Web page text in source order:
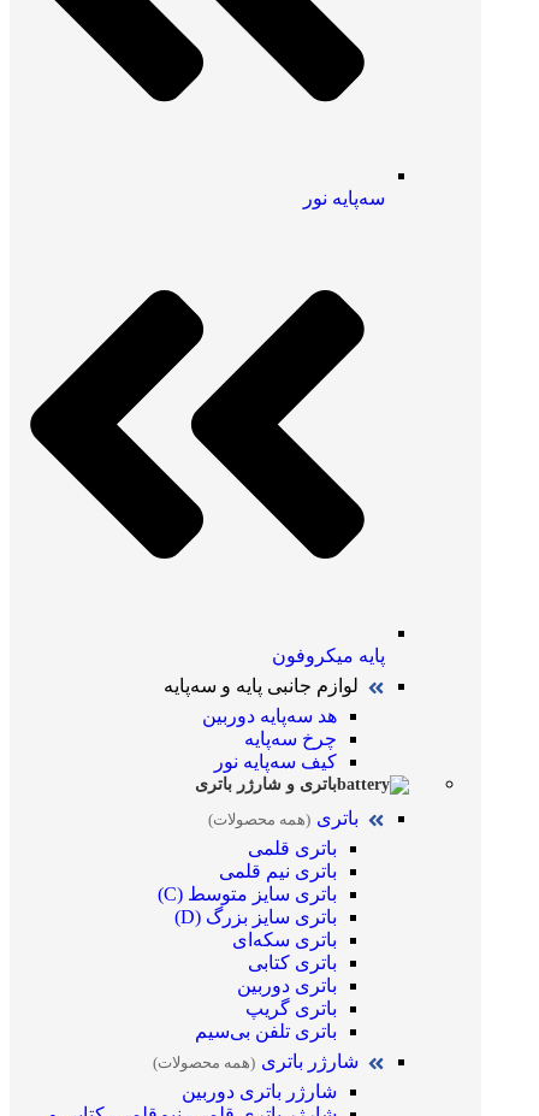
سه‌پایه نور
پایه میکروفون
لوازم جانبی پایه و سه‌پایه
هد سه‌پایه دوربین
چرخ سه‌پایه
کیف سه‌پایه نور
باتری و شارژر باتری
باتری (همه محصولات)
باتری قلمی
باتری نیم قلمی
باتری سایز متوسط (C)
باتری سایز بزرگ (D)
باتری سکه‌ای
باتری کتابی
باتری دوربین
باتری گریپ
باتری تلفن بی‌سیم
شارژر باتری (همه محصولات)
شارژر باتری دوربین